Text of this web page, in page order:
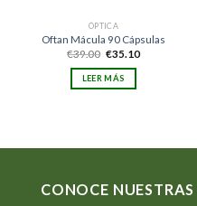
ÓPTICA
Oftan Mácula 90 Cápsulas
€39.00 El
original
era:
€39.00.
€35.10El
LEER MÁS
CONOCE